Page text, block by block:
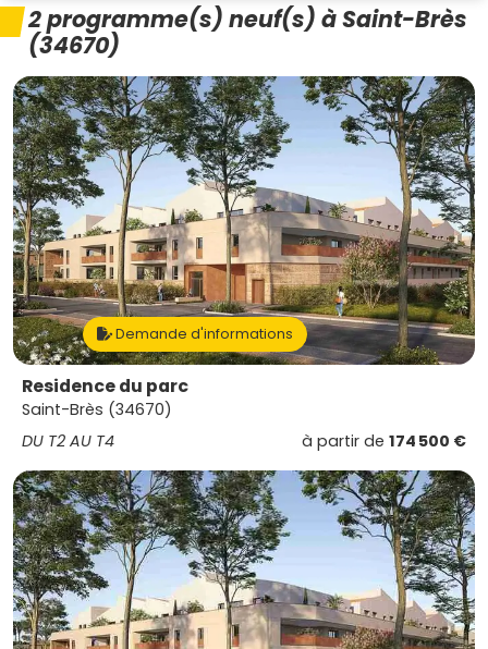
2 programme(s) neuf(s) à Saint-Brès
(34670)
Demande d'informations
Residence du parc
Saint-Brès (34670)
DU T2 AU T4
à partir de 174 500 €